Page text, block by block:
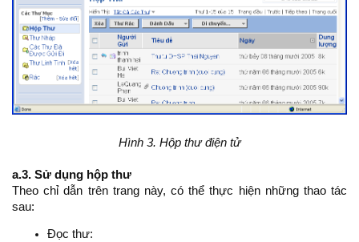
Hình 3. Hộp thư điện tử
a.3. Sử dụng hộp thư
Theo chỉ dẫn trên trang này, có thể thực hiện những thao tác
sau:
Đọc thư: